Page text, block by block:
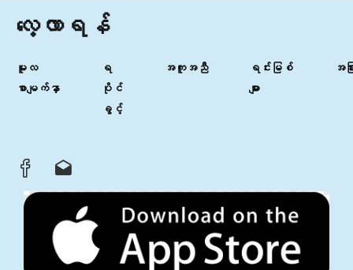
လေ့လာရန်
မူလ
စာမျက်နှာ
ရ
ပိုင်
ခွင့်
အကူအညီ
ရင်းမြစ်
များ
အခြ